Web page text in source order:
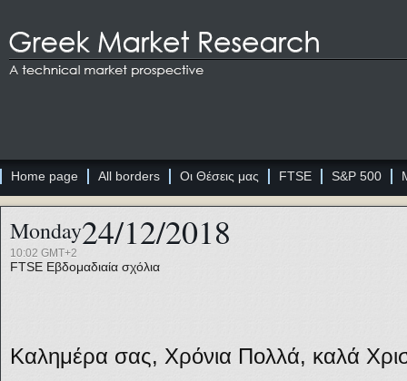
Home page All borders Οι Θέσεις μας FTSE S&P 500
Monday24/12/2018
10:02 GMT+2
FTSE Εβδομαδιαία σχόλια
Καλημέρα σας, Χρόνια Πολλά, καλά